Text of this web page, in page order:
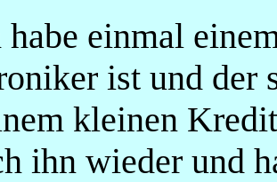
einmal
ist und der
kleinen
ihn wieder und